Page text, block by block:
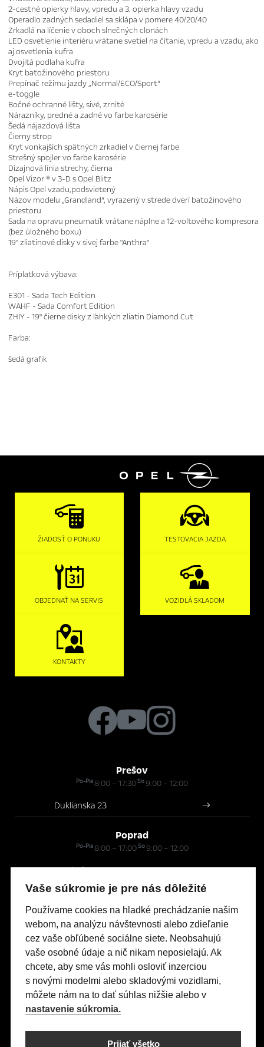
2-cestné opierky hlavy, vpredu a 3. opierka hlavy vzadu
Operadlo zadných sedadiel sa sklápa v pomere 40/20/40
Zrkadlá na líčenie v oboch slnečných clonách
LED osvetlenie interiéru vrátane svetiel na čítanie, vpredu a vzadu, ako
aj osvetlenia kufra
Dvojitá podlaha kufra
Kryt batožinového priestoru
Prepínač režimu jazdy „Normal/ECO/Sport“
e-toggle
Bočné ochranné lišty, sivé, zrnité
Nárazníky, predné a zadné vo farbe karosérie
Šedá nájazdová lišta
Čierny strop
Kryt vonkajších spätných zrkadiel v čiernej farbe
Strešný spojler vo farbe karosérie
Dizajnová línia strechy, čierna
Opel Vizor ® v 3-D s Opel Blitz
Nápis Opel vzadu,podsvietený
Názov modelu „Grandland“, vyrazený v strede dverí batožinového
priestoru
Sada na opravu pneumatík vrátane náplne a 12-voltového kompresora
(bez úložného boxu)
19" zliatinové disky v sivej farbe "Anthra"
Príplatková výbava:
E301 - Sada Tech Edition
WAHF - Sada Comfort Edition
ZHIY - 19" čierne disky z ľahkých zliatin Diamond Cut
Farba:

ŽIADOSŤ O PONUKU TESTOVACIA JAZDA
OBJEDNAŤ NA SERVIS VOZIDLÁ SKLADOM
KONTAKTY
Prešov
Po-Pia8:00 – 17:30So9:00 – 12:00
Duklianska 23
Poprad
Po-Pia8:00 – 17:00So9:00 – 12:00
Mnoheľova 3A
Modely Opel
Titulná stránka
Skladové vozidlá
Servis & Príslušenstvo
Kontakty
Realizácia 2025Comin.cz, s.r.o.
Vaše súkromie je pre nás dôležité
Používame cookies na hladké prechádzanie našim
webom, na analýzu návštevnosti alebo zdieľanie
cez vaše obľúbené sociálne siete. Neobsahujú
vaše osobné údaje a nič nikam neposielajú. Ak
chcete, aby sme vás mohli osloviť inzerciou
s novými modelmi alebo skladovými vozidlami,
môžete nám na to dať súhlas nižšie alebo v
nastavenie súkromia.
Prijať všetko